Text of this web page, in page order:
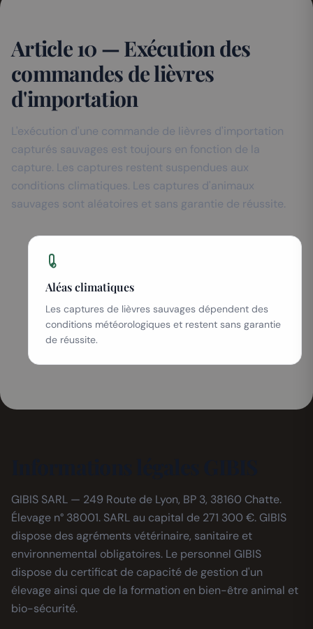
Article 10 — Exécution des
commandes de lièvres
d'importation
L'exécution d'une commande de lièvres d'importation
capturés sauvages est toujours en fonction de la
capture. Les captures restent suspendues aux
conditions climatiques. Les captures d'animaux
sauvages sont aléatoires et sans garantie de réussite.
Aléas climatiques
Les captures de lièvres sauvages dépendent des
conditions météorologiques et restent sans garantie
de réussite.
GIBIS SARL — 249 Route de Lyon, BP 3, 38160 Chatte.
Élevage n° 38001. SARL au capital de 271 300 €. GIBIS
dispose des agréments vétérinaire, sanitaire et
environnemental obligatoires. Le personnel GIBIS
dispose du certificat de capacité de gestion d'un
élevage ainsi que de la formation en bien-être animal et
bio-sécurité.